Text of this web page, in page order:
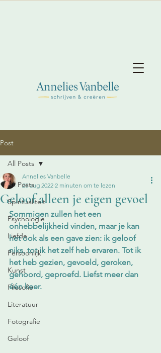
Post
All Posts
Spiritualiteit
Psychologie
Liefde
Persoonlijk
Kunst
Filosofie
Literatuur
Fotografie
Geloof
All Posts
Geloof alleen je eigen gevoel
Annelies Vanbelle
25 aug 2022 2 minuten om te lezen
Sommigen zullen het een
onhebbelijkheid vinden, maar je kan
het ook als een gave zien: ik geloof
niks, tot ik het zelf heb ervaren. Tot ik
het heb gezien, gevoeld, geroken,
gehoord, geproefd. Liefst meer dan
één keer.